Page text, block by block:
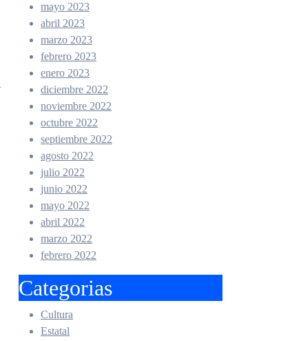
mayo 2023
abril 2023
marzo 2023
febrero 2023
enero 2023
diciembre 2022
noviembre 2022
octubre 2022
septiembre 2022
agosto 2022
julio 2022
junio 2022
mayo 2022
abril 2022
marzo 2022
febrero 2022
Categorias
Cultura
Estatal